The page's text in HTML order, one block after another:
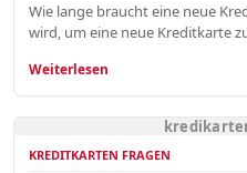
Wie lange braucht eine neue
wird, um eine neue Kreditkarte
Weiterlesen
KREDITKARTEN FRAGEN